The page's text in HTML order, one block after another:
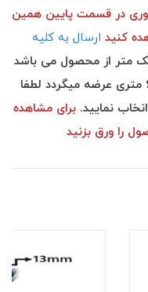
در قسمت پایین همین
کنید ارسال به کلیه
متر از محصول می باشد
.این محصول در شاخه های 3 متری و 6 متری عرضه میگردد لطفا
برای مشاهده
را ورق بزنید